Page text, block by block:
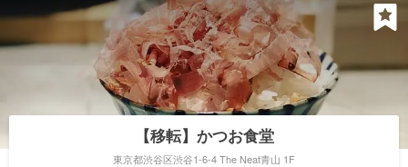
【移転】かつお食堂
東京都渋谷区渋谷1-6-4 The Neat青山 1F